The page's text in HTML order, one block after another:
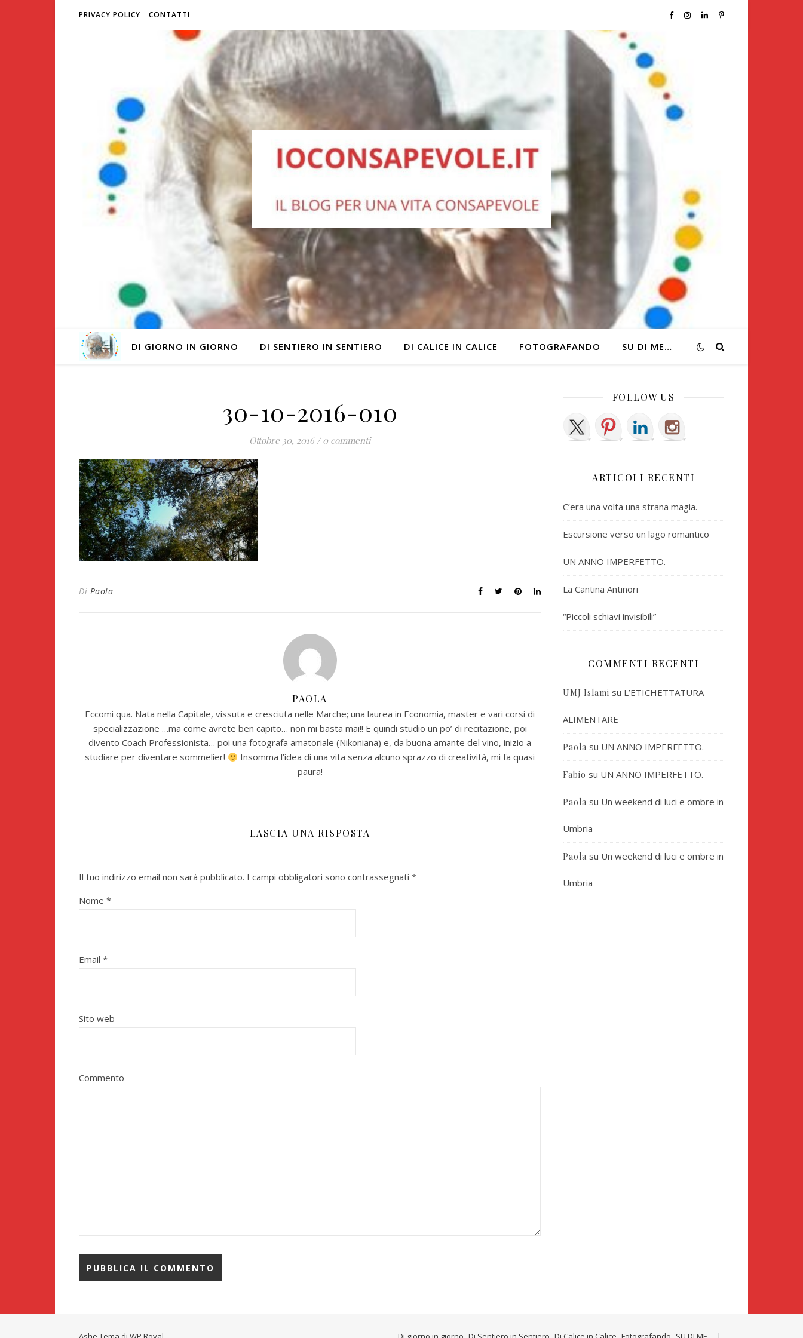
PRIVACY POLICY CONTATTI
DI GIORNO IN GIORNO DI SENTIERO IN SENTIERO DI CALICE IN CALICE FOTOGRAFANDO SU DI ME…
30-10-2016-010
Ottobre 30, 2016 / 0 commenti
Di Paola
PAOLA
Eccomi qua. Nata nella Capitale, vissuta e cresciuta nelle Marche; una laurea in Economia, master e vari corsi di
specializzazione …ma come avrete ben capito… non mi basta mai!! E quindi studio un po’ di recitazione, poi
divento Coach Professionista… poi una fotografa amatoriale (Nikoniana) e, da buona amante del vino, inizio a
studiare per diventare sommelier!
Insomma l’idea di una vita senza alcuno sprazzo di creatività, mi fa quasi
paura!
LASCIA UNA RISPOSTA
Il tuo indirizzo email non sarà pubblicato. I campi obbligatori sono contrassegnati *
Nome *
Email *
Sito web
Commento
FOLLOW US
ARTICOLI RECENTI
C’era una volta una strana magia.
Escursione verso un lago romantico
UN ANNO IMPERFETTO.
La Cantina Antinori
“Piccoli schiavi invisibili”
COMMENTI RECENTI
UMJ Islami su L’ETICHETTATURA
ALIMENTARE
Paola su UN ANNO IMPERFETTO.
Fabio su UN ANNO IMPERFETTO.
Paola su Un weekend di luci e ombre in
Umbria
Paola su Un weekend di luci e ombre in
Umbria